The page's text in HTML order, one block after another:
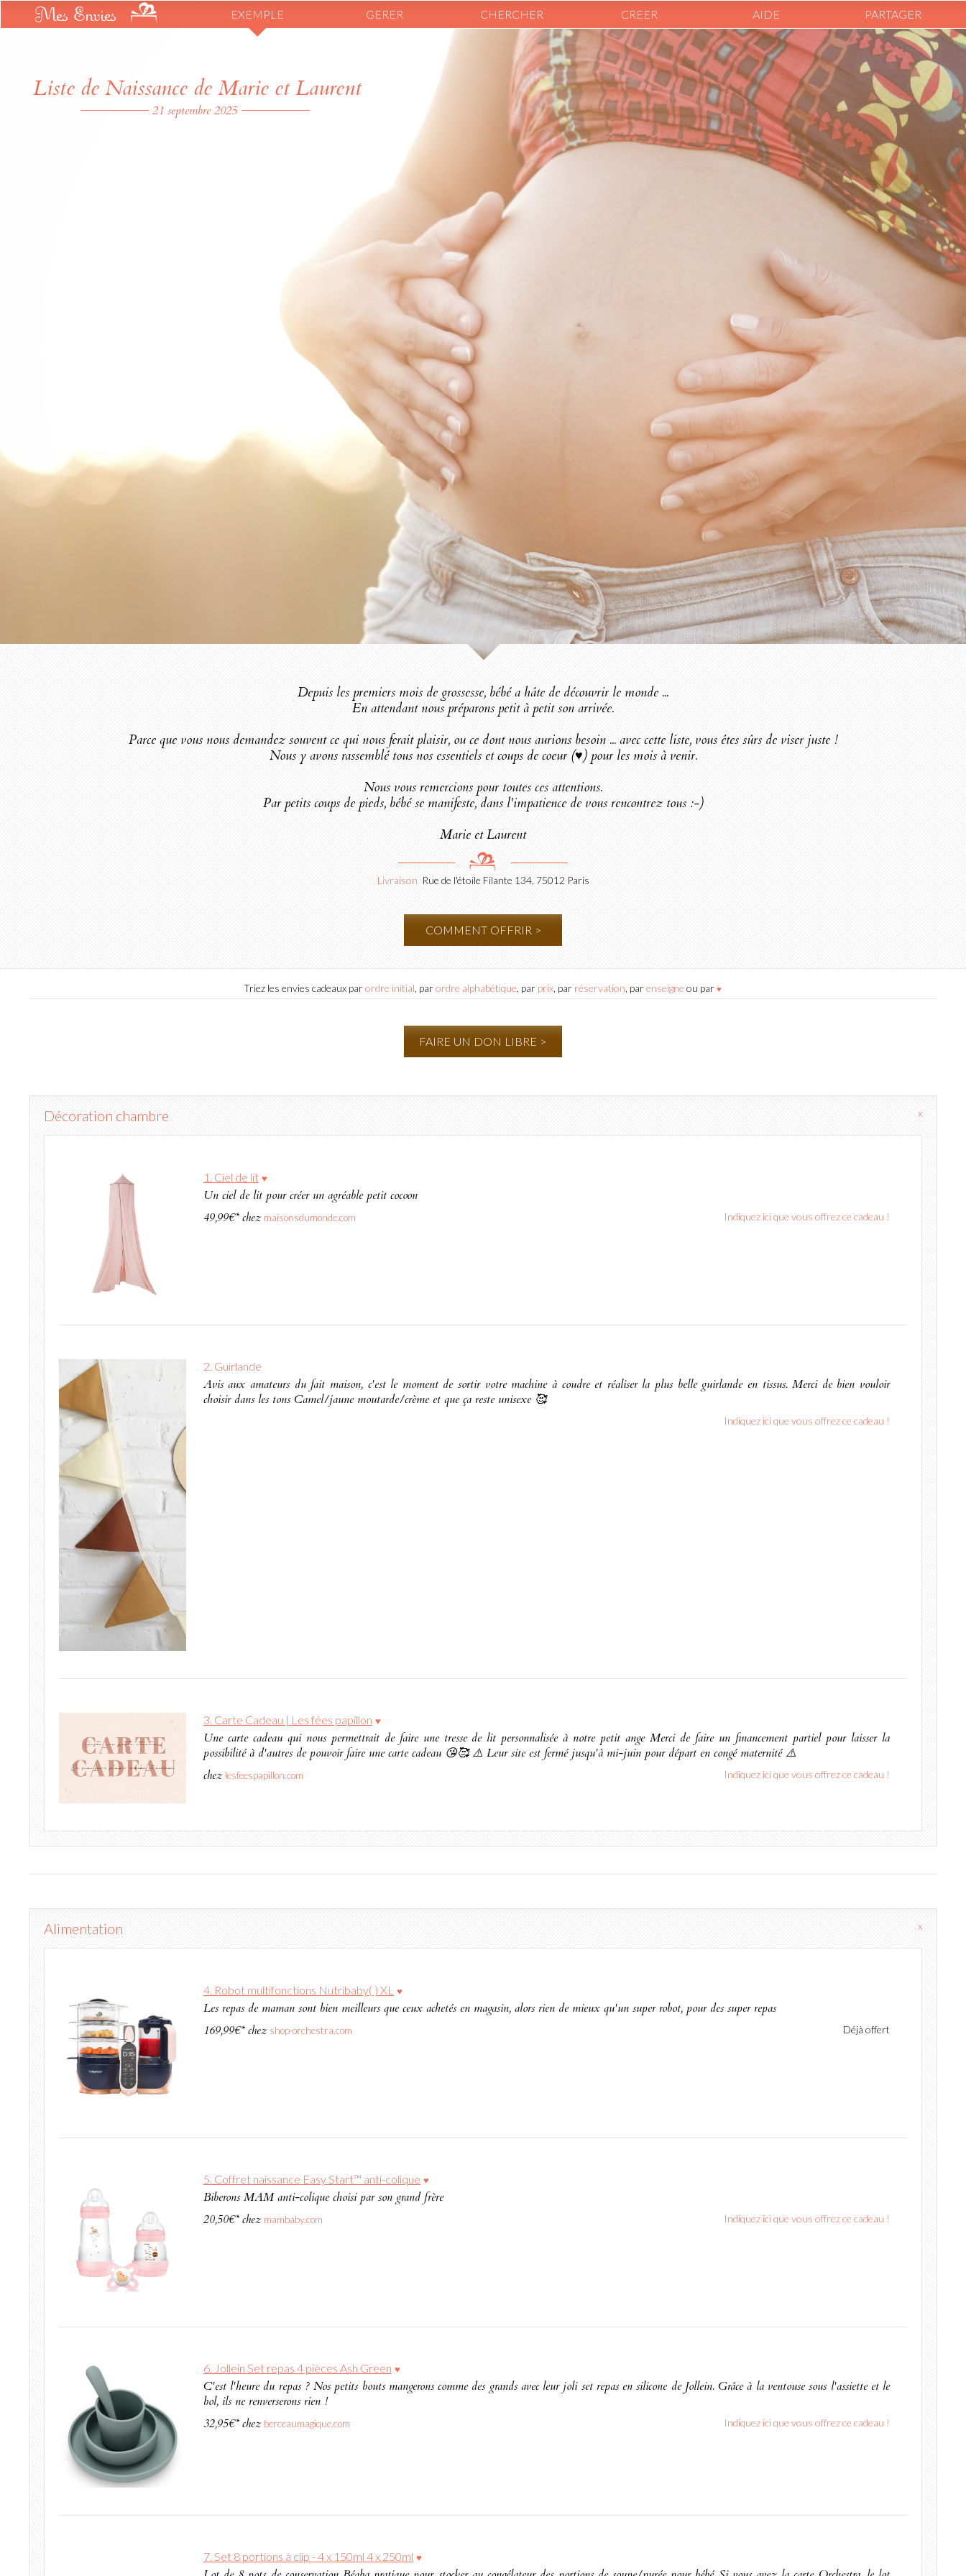
Mes Envies EXEMPLE GERER CHERCHER CREER AIDE PARTAGER
Liste de Naissance de Marie et Laurent
21 septembre 2025
Depuis les premiers mois de grossesse, bébé a hâte de découvrir le monde ...
En attendant nous préparons petit à petit son arrivée.
Parce que vous nous demandez souvent ce qui nous ferait plaisir, ou ce dont nous aurions besoin ... avec cette liste, vous êtes sûrs de viser juste !
Nous y avons rassemblé tous nos essentiels et coups de coeur (♥) pour les mois à venir.
Nous vous remercions pour toutes ces attentions.
Par petits coups de pieds, bébé se manifeste, dans l'impatience de vous rencontrez tous :-)
Marie et Laurent
Livraison Rue de l'étoile Filante 134, 75012 Paris
COMMENT OFFRIR >
Triez les envies cadeaux parordre initial, parordre alphabétique, par prix, par réservation, parenseigne ou par♥
FAIRE UN DON LIBRE >
Décoration chambre x
1. Ciel de lit♥
Un ciel de lit pour créer un agréable petit cocoon
49,99€* chez maisonsdumonde.com Indiquez ici que vous offrez ce cadeau !
2. Guirlande
Avis aux amateurs du fait maison, c'est le moment de sortir votre machine à coudre et réaliser la plus belle guirlande en tissus. Merci de bien vouloir
choisir dans les tons Camel/jaune moutarde/crème et que ça reste unisexe 🥰
Indiquez ici que vous offrez ce cadeau !
3. Carte Cadeau | Les fées papillon ♥
Une carte cadeau qui nous permettrait de faire une tresse de lit personnalisée à notre petit ange Merci de faire un financement partiel pour laisser la
possibilité à d'autres de pouvoir faire une carte cadeau 😘🥰 ⚠️ Leur site est fermé jusqu'à mi-juin pour départ en congé maternité ⚠️
chez lesfeespapillon.com Indiquez ici que vous offrez ce cadeau !
Alimentation x
4. Robot multifonctions Nutribaby( ) XL ♥
Les repas de maman sont bien meilleurs que ceux achetés en magasin, alors rien de mieux qu'un super robot, pour des super repas
169,99€* chez shop-orchestra.com Déjà offert
5. Coffret naissance Easy Start™ anti-colique ♥
Biberons MAM anti-colique choisi par son grand frère
20,50€* chez mambaby.com Indiquez ici que vous offrez ce cadeau !
6. Jollein Set repas 4 pièces Ash Green ♥
C'est l'heure du repas ? Nos petits bouts mangerons comme des grands avec leur joli set repas en silicone de Jollein. Grâce à la ventouse sous l'assiette et le
bol, ils ne renverserons rien !
32,95€* chez berceaumagique.com Indiquez ici que vous offrez ce cadeau !
7. Set 8 portions à clip - 4 x 150ml 4 x 250ml ♥